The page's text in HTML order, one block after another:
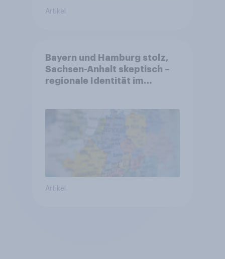
Artikel
Bayern und Hamburg stolz,
Sachsen-Anhalt skeptisch –
regionale Identität im
Artikel